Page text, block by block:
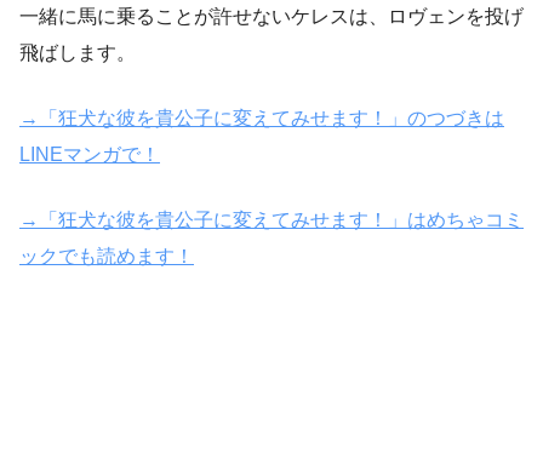
一緒に馬に乗ることが許せないケレスは、ロヴェンを投げ
飛ばします。
→「狂犬な彼を貴公子に変えてみせます！」のつづきは
LINEマンガで！
→「狂犬な彼を貴公子に変えてみせます！」はめちゃコミ
ックでも読めます！